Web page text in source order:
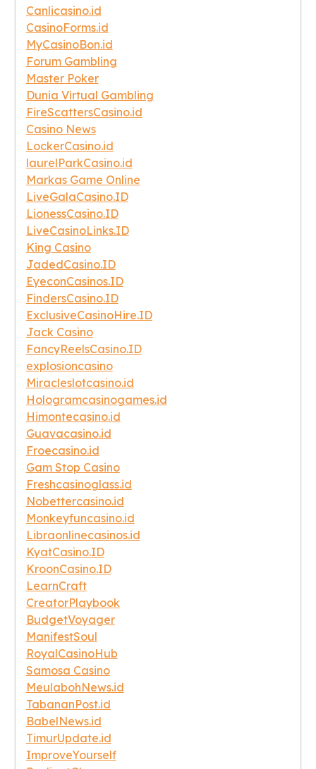
Canlicasino.id
CasinoForms.id
MyCasinoBon.id
Forum Gambling
Master Poker
Dunia Virtual Gambling
FireScattersCasino.id
Casino News
LockerCasino.id
laurelParkCasino.id
Markas Game Online
LiveGalaCasino.ID
LionessCasino.ID
LiveCasinoLinks.ID
King Casino
JadedCasino.ID
EyeconCasinos.ID
FindersCasino.ID
ExclusiveCasinoHire.ID
Jack Casino
FancyReelsCasino.ID
explosioncasino
Miracleslotcasino.id
Hologramcasinogames.id
Himontecasino.id
Guavacasino.id
Froecasino.id
Gam Stop Casino
Freshcasinoglass.id
Nobettercasino.id
Monkeyfuncasino.id
Libraonlinecasinos.id
KyatCasino.ID
KroonCasino.ID
LearnCraft
CreatorPlaybook
BudgetVoyager
ManifestSoul
RoyalCasinoHub
Samosa Casino
MeulabohNews.id
TabananPost.id
BabelNews.id
TimurUpdate.id
ImproveYourself